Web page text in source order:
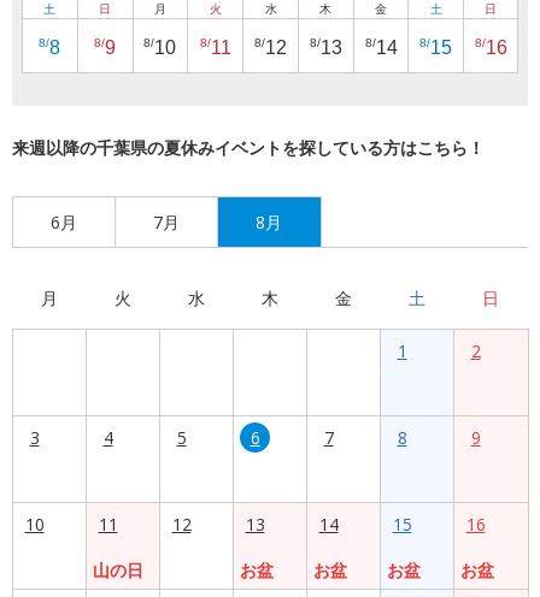
土
8/8
日
8/9
月
8/10
火
8/11
水
8/12
木
8/13
金
8/14
土
8/15
日
8/16
来週以降の千葉県の夏休みイベントを探している方はこちら！
6月 7月 8月
月 火 水 木 金 土 日
1 2
3 4 5 6 7 8 9
10
11
山の日
12
13
お盆
14
お盆
15
お盆
16
お盆